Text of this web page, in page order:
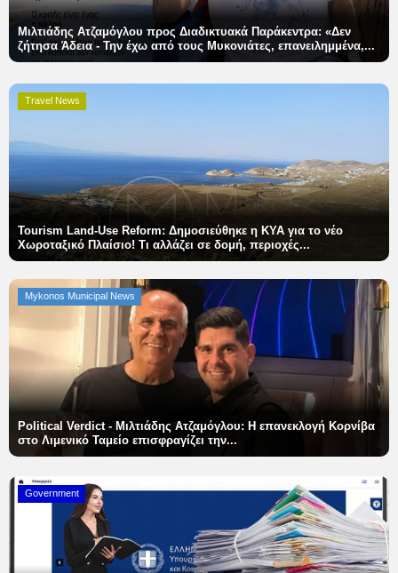
Science & Tech
Cost Of Living Crisis
Opinion + Analysis
L’Art des Sens
Local Elections 2023
All News
About
Elections 2023
Γλώσσα
Ελληνικά English
State Transparency Reform: Υποχρεωτική η ανάρτηση
[Εγκύκλιος]
Μιλτιάδης Ατζαμόγλου προς Διαδικτυακά Παράκεντρα: «Δεν
ζήτησα Άδεια - Την έχω από τους Μυκονιάτες, επανειλημμένα,...
Travel News
Tourism Land-Use Reform: Δημοσιεύθηκε η ΚΥΑ για το νέο
Χωροταξικό Πλαίσιο! Τι αλλάζει σε δομή, περιοχές...
Mykonos Municipal News
Political Verdict - Μιλτιάδης Ατζαμόγλου: Η επανεκλογή Κορνίβα
στο Λιμενικό Ταμείο επισφραγίζει την...
Government